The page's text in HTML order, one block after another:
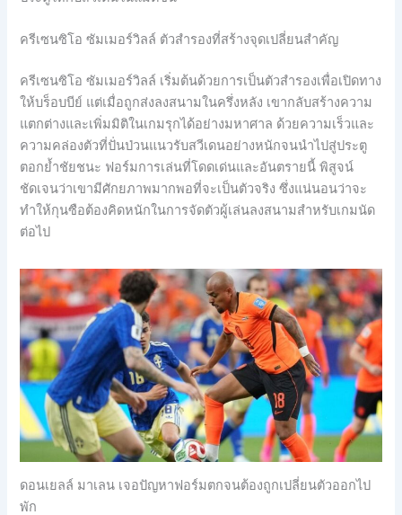
ครีเซนซิโอ ซัมเมอร์วิลล์ ตัวสำรองที่สร้างจุดเปลี่ยนสำคัญ
ครีเซนซิโอ ซัมเมอร์วิลล์ เริ่มต้นด้วยการเป็นตัวสำรองเพื่อเปิดทาง
ให้บร็อบบีย์ แต่เมื่อถูกส่งลงสนามในครึ่งหลัง เขากลับสร้างความ
แตกต่างและเพิ่มมิติในเกมรุกได้อย่างมหาศาล ด้วยความเร็วและ
ความคล่องตัวที่ปั่นป่วนแนวรับสวีเดนอย่างหนักจนนำไปสู่ประตู
ตอกย้ำชัยชนะ ฟอร์มการเล่นที่โดดเด่นและอันตรายนี้ พิสูจน์
ชัดเจนว่าเขามีศักยภาพมากพอที่จะเป็นตัวจริง ซึ่งแน่นอนว่าจะ
ทำให้กุนซือต้องคิดหนักในการจัดตัวผู้เล่นลงสนามสำหรับเกมนัด
ต่อไป
ดอนเยลล์ มาเลน เจอปัญหาฟอร์มตกจนต้องถูกเปลี่ยนตัวออกไป
พัก